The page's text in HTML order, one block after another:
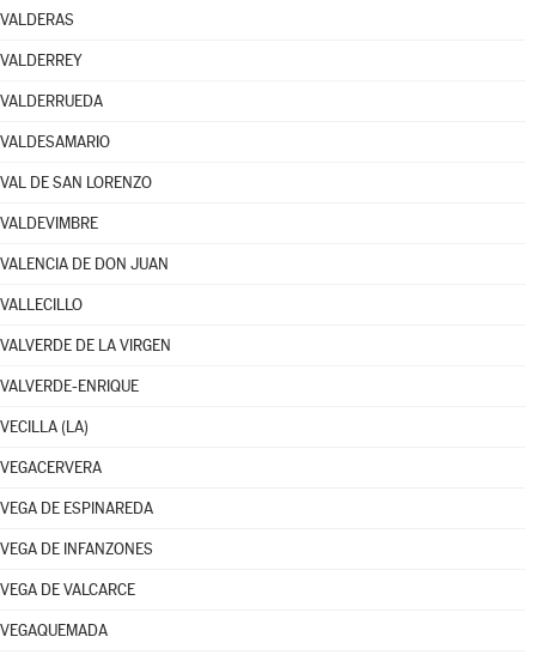
VALDERAS
VALDERREY
VALDERRUEDA
VALDESAMARIO
VAL DE SAN LORENZO
VALDEVIMBRE
VALENCIA DE DON JUAN
VALLECILLO
VALVERDE DE LA VIRGEN
VALVERDE-ENRIQUE
VECILLA (LA)
VEGACERVERA
VEGA DE ESPINAREDA
VEGA DE INFANZONES
VEGA DE VALCARCE
VEGAQUEMADA